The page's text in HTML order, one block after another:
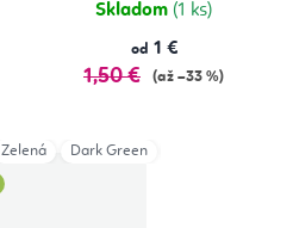
Skladom (1 ks)
od 1 €
1,50 € (až –33 %)
Zelená Dark Green